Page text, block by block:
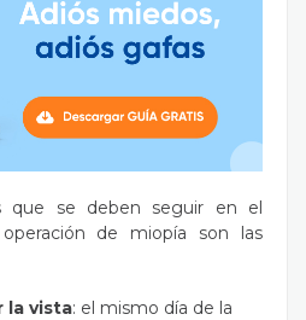
que se deben seguir en el
de miopía son las
la vista: el mismo día de la